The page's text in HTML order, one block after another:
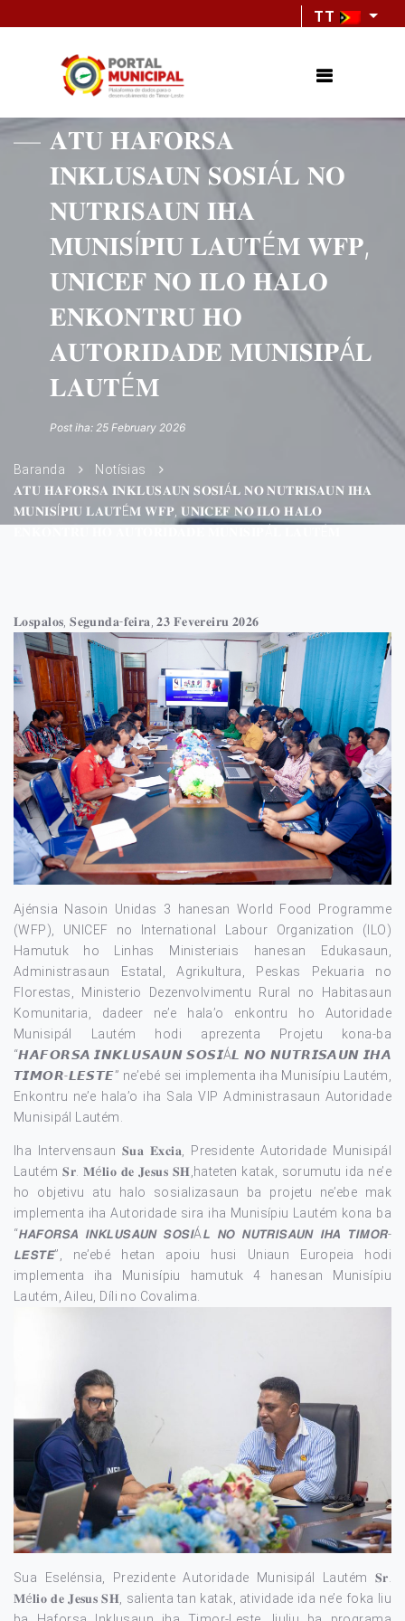
TT
𝐀𝐓𝐔 𝐇𝐀𝐅𝐎𝐑𝐒𝐀
𝐈𝐍𝐊𝐋𝐔𝐒𝐀𝐔𝐍 𝐒𝐎𝐒𝐈Á𝐋 𝐍𝐎
𝐍𝐔𝐓𝐑𝐈𝐒𝐀𝐔𝐍 𝐈𝐇𝐀
𝐌𝐔𝐍𝐈𝐒Í𝐏𝐈𝐔 𝐋𝐀𝐔𝐓É𝐌 𝐖𝐅𝐏,
𝐔𝐍𝐈𝐂𝐄𝐅 𝐍𝐎 𝐈𝐋𝐎 𝐇𝐀𝐋𝐎
𝐄𝐍𝐊𝐎𝐍𝐓𝐑𝐔 𝐇𝐎
𝐀𝐔𝐓𝐎𝐑𝐈𝐃𝐀𝐃𝐄 𝐌𝐔𝐍𝐈𝐒𝐈𝐏Á𝐋
𝐋𝐀𝐔𝐓É𝐌
Post iha: 25 February 2026
Baranda
Notísias
𝐀𝐓𝐔 𝐇𝐀𝐅𝐎𝐑𝐒𝐀 𝐈𝐍𝐊𝐋𝐔𝐒𝐀𝐔𝐍 𝐒𝐎𝐒𝐈Á𝐋 𝐍𝐎 𝐍𝐔𝐓𝐑𝐈𝐒𝐀𝐔𝐍 𝐈𝐇𝐀
𝐌𝐔𝐍𝐈𝐒Í𝐏𝐈𝐔 𝐋𝐀𝐔𝐓É𝐌 𝐖𝐅𝐏, 𝐔𝐍𝐈𝐂𝐄𝐅 𝐍𝐎 𝐈𝐋𝐎 𝐇𝐀𝐋𝐎
𝐋𝐨𝐬𝐩𝐚𝐥𝐨𝐬, 𝐒𝐞𝐠𝐮𝐧𝐝𝐚-𝐟𝐞𝐢𝐫𝐚, 𝟐𝟑 𝐅𝐞𝐯𝐞𝐫𝐞𝐢𝐫𝐮 𝟐𝟎𝟐𝟔
Ajénsia Nasoin Unidas 3 hanesan World Food Programme
(WFP), UNICEF no International Labour Organization (ILO)
Hamutuk ho Linhas Ministeriais hanesan Edukasaun,
Administrasaun Estatal, Agrikultura, Peskas Pekuaria no
Florestas, Ministerio Dezenvolvimentu Rural no Habitasaun
Komunitaria, dadeer ne’e hala’o enkontru ho Autoridade
Munisipál Lautém hodi aprezenta Projetu kona-ba
“𝙃𝘼𝙁𝙊𝙍𝙎𝘼 𝙄𝙉𝙆𝙇𝙐𝙎𝘼𝙐𝙉 𝙎𝙊𝙎𝙄Á𝙇 𝙉𝙊 𝙉𝙐𝙏𝙍𝙄𝙎𝘼𝙐𝙉 𝙄𝙃𝘼
𝙏𝙄𝙈𝙊𝙍-𝙇𝙀𝙎𝙏𝙀” ne’ebé sei implementa iha Munisípiu Lautém,
Enkontru ne’e hala’o iha Sala VIP Administrasaun Autoridade
Munisipál Lautém.
Iha Intervensaun 𝐒𝐮𝐚 𝐄𝐱𝐜𝐢𝐚, Presidente Autoridade Munisipál
Lautém 𝐒𝐫. 𝐌é𝐥𝐢𝐨 𝐝𝐞 𝐉𝐞𝐬𝐮𝐬 𝐒𝐇,hateten katak, sorumutu ida ne’e
ho objetivu atu halo sosializasaun ba projetu ne’ebe mak
implementa iha Autoridade sira iha Munisípiu Lautém kona ba
“𝙃𝘼𝙁𝙊𝙍𝙎𝘼 𝙄𝙉𝙆𝙇𝙐𝙎𝘼𝙐𝙉 𝙎𝙊𝙎𝙄Á𝙇 𝙉𝙊 𝙉𝙐𝙏𝙍𝙄𝙎𝘼𝙐𝙉 𝙄𝙃𝘼 𝙏𝙄𝙈𝙊𝙍-
𝙇𝙀𝙎𝙏𝙀”, ne’ebé hetan apoiu husi Uniaun Europeia hodi
implementa iha Munisípiu hamutuk 4 hanesan Munisípiu
Lautém, Aileu, Díli no Covalima.
Sua Eselénsia, Prezidente Autoridade Munisipál Lautém 𝐒𝐫.
𝐌é𝐥𝐢𝐨 𝐝𝐞 𝐉𝐞𝐬𝐮𝐬 𝐒𝐇, salienta tan katak, atividade ida ne’e foka liu